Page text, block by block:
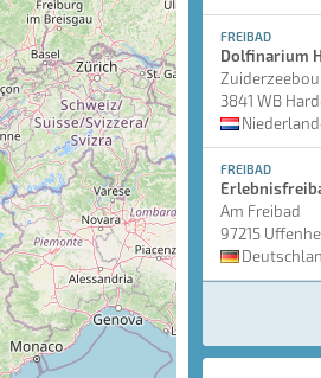
FREIBAD
Dolfinarium
3841 WB
FREIBAD
Am Freibad
97215